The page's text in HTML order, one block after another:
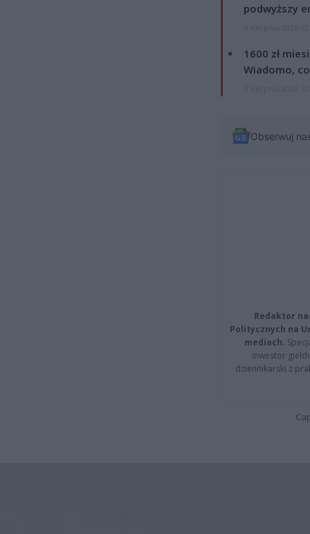
podwyższy
1600 zł
Wiadomo,
Obserwuj
Redaktor
Politycznych na
mediach.
inwestor
dziennikarski z